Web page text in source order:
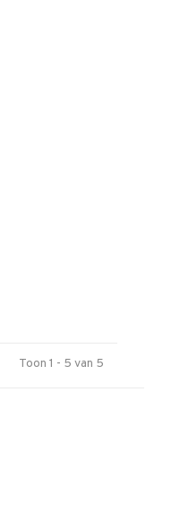
Toon 1 - 5 van 5